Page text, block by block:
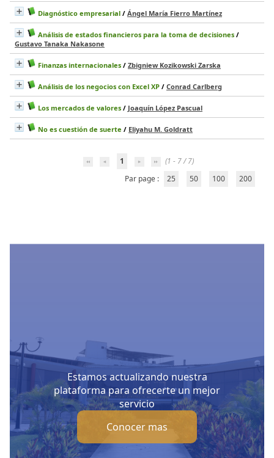
Diagnóstico empresarial / Ángel María Fierro Martínez
Análisis de estados financieros para la toma de decisiones /
Gustavo Tanaka Nakasone
Finanzas internacionales / Zbigniew Kozikowski Zarska
Análisis de los negocios con Excel XP / Conrad Carlberg
Los mercados de valores / Joaquín López Pascual
No es cuestión de suerte / Eliyahu M. Goldratt
1
(1 - 7 / 7)
Par page :
25 50 100 200
Estamos actualizando nuestra
plataforma para ofrecerte un mejor
servicio
Conocer mas